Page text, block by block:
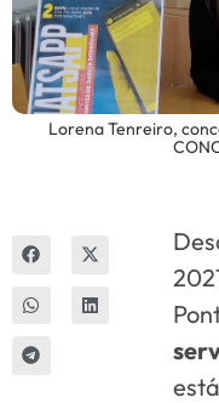
Lorena Tenreiro,